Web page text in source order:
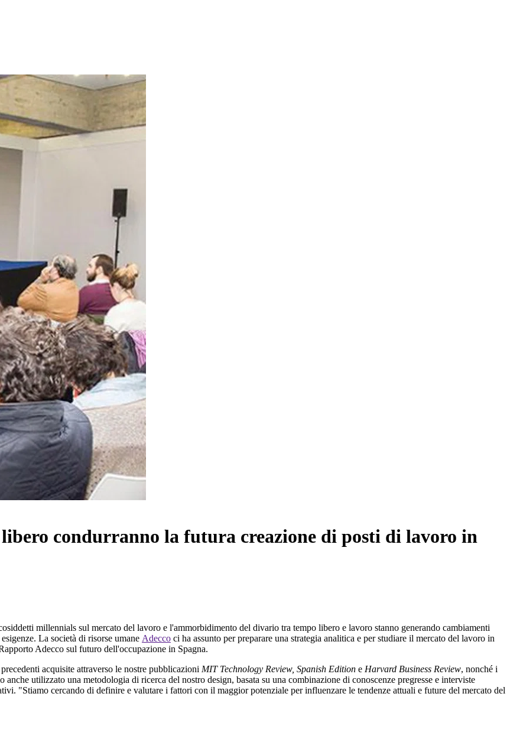
condurranno la futura creazione di posti di lavoro in
millennials sul mercato del lavoro e l'ammorbidimento del divario tra tempo libero e lavoro stanno generando cambiamenti
La società di risorse umane Adecco ci ha assunto per preparare una strategia analitica e per studiare il mercato del lavoro in
Adecco sul futuro dell'occupazione in Spagna.
acquisite attraverso le nostre pubblicazioni MIT Technology Review, Spanish Edition e Harvard Business Review, nonché i
utilizzato una metodologia di ricerca del nostro design, basata su una combinazione di conoscenze pregresse e interviste
"Stiamo cercando di definire e valutare i fattori con il maggior potenziale per influenzare le tendenze attuali e future del mercato del